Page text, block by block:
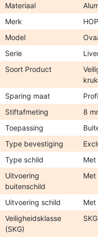
Materiaal
Merk
Model
Serie
Soort Product
kruk
Sparing maat
Stiftafmeting
8
Toepassing
Type bevestiging
Type schild
Met
Uitvoering
buitenschild
Met
Uitvoering schild
Met
Veiligheidsklasse
(SKG)